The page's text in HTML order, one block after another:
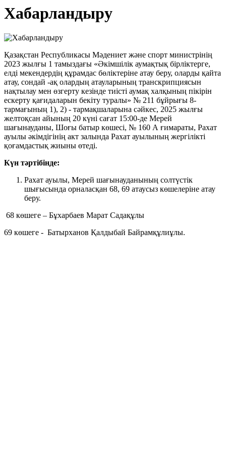
Хабарландыру
Қазақстан Республикасы Мәдениет және спорт министрінің
2023 жылғы 1 тамыздағы «Әкімшілік аумақтық бірліктерге,
елді мекендердің құрамдас бөліктеріне атау беру, оларды қайта
атау, сондай -ақ олардың атауларының транскрипциясын
нақтылау мен өзгерту кезінде тиісті аумақ халқының пікірін
ескерту қағидаларын бекіту туралы» № 211 бұйрығы 8-
тармағының 1), 2) - тармақшаларына сәйкес, 2025 жылғы
желтоқсан айының 20 күні сағат 15:00-де Мерей
шағынауданы, Шоғы батыр көшесі, № 160 А ғимараты, Рахат
ауылы әкімдігінің акт залында Рахат ауылының жергілікті
қоғамдастық жиыны өтеді.
Күн тәртібінде:
Рахат ауылы, Мерей шағынауданының солтүстік
шығысында орналасқан 68, 69 атаусыз көшелеріне атау
беру.
68 көшеге – Бұхарбаев Марат Садақұлы
69 көшеге - Батырханов Қалдыбай Байрамқұлиұлы.